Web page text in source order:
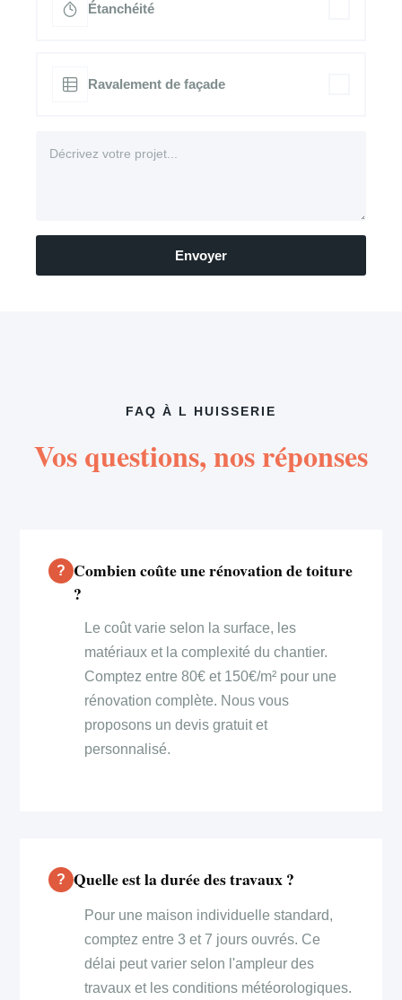
Étanchéité
Ravalement de façade
Envoyer
FAQ À L HUISSERIE
Vos questions, nos réponses
Combien coûte une rénovation de toiture
?
Le coût varie selon la surface, les
matériaux et la complexité du chantier.
Comptez entre 80€ et 150€/m² pour une
rénovation complète. Nous vous
proposons un devis gratuit et
personnalisé.
Quelle est la durée des travaux ?
Pour une maison individuelle standard,
comptez entre 3 et 7 jours ouvrés. Ce
délai peut varier selon l'ampleur des
travaux et les conditions météorologiques.